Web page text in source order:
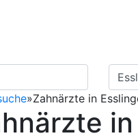
»Zahnärzte in